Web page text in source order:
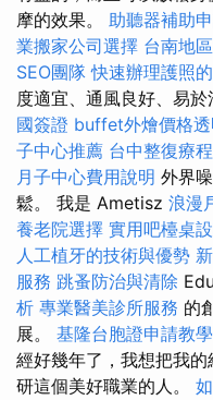
摩的效果。 助聽器補助
業搬家公司選擇 台南地
SEO團隊 快速辦理護照
度適宜、通風良好、易於
國簽證 buffet外燴價格
子中心推薦 台中整復療程
月子中心費用說明 外界
鬆。 我是 Ametisz 浪漫
養老院選擇 實用吧檯桌
人工植牙的技術與優勢
服務 跳蚤防治與清除
析 專業醫美診所服務 的
展。 基隆台胞證申請教學
經好幾年了，我想把我
研這個美好職業的人。